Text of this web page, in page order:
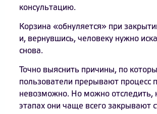
консультацию.
Корзина «обнуляется» при
и, вернувшись, человеку нужно
снова.
Точно выяснить причины, по
пользователи прерывают процесс
невозможно. Но можно отследить,
этапах они чаще всего закрывают